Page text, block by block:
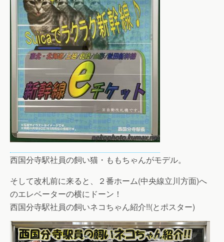
西国分寺駅社員の飼い猫・ももちゃんがモデル。
そして改札前に来ると、２番ホーム(中央線立川方面)へ
のエレベーターの横にドーン！
西国分寺駅社員の飼いネコちゃん紹介!!(とポスター)